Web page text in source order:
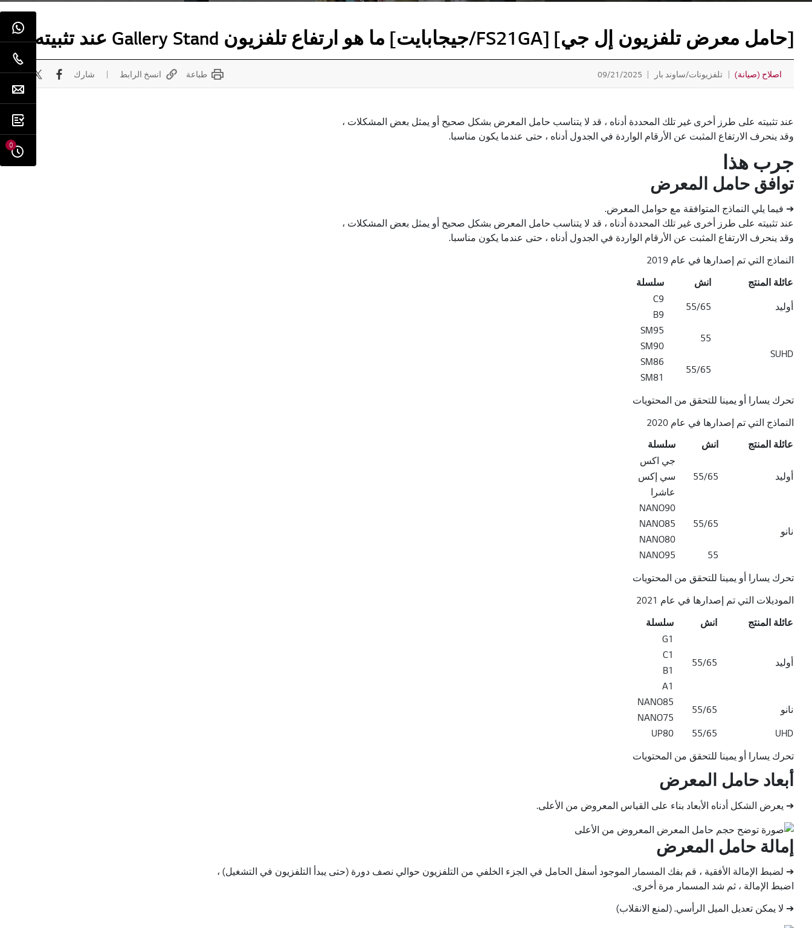
[حامل معرض تلفزيون إل جي] [FS21GA/جيجابايت] ما هو ارتفاع تلفزيون Gallery Stand عند تثبيته؟
اصلاح (صيانة) تلفزيونات/ساوند بار 09/21/2025 طباعة انسخ الرابط شارك
عند تثبيته على طرز أخرى غير تلك المحددة أدناه ، قد لا يتناسب حامل المعرض بشكل صحيح أو يمثل بعض المشكلات ،
وقد ينحرف الارتفاع المثبت عن الأرقام الواردة في الجدول أدناه ، حتى عندما يكون مناسبا.
جرب هذا
توافق حامل المعرض
➔ فيما يلي النماذج المتوافقة مع حوامل المعرض.
عند تثبيته على طرز أخرى غير تلك المحددة أدناه ، قد لا يتناسب حامل المعرض بشكل صحيح أو يمثل بعض المشكلات ،
وقد ينحرف الارتفاع المثبت عن الأرقام الواردة في الجدول أدناه ، حتى عندما يكون مناسبا.
النماذج التي تم إصدارها في عام 2019
عائلة المنتج سلسلة بوصة
عائلة المنتج انش سلسلة
أوليد 55/65
C9
B9
SUHD
55
SM95
SM90
55/65
SM86
SM81
تحرك يسارا أو يمينا للتحقق من المحتويات
النماذج التي تم إصدارها في عام 2020
عائلة المنتج انش سلسلة
أوليد 55/65
جي اكس
سي إكس
عاشرا
نانو
55/65
NANO90
NANO85
NANO80
55
NANO95
تحرك يسارا أو يمينا للتحقق من المحتويات
الموديلات التي تم إصدارها في عام 2021
عائلة المنتج انش سلسلة
أوليد 55/65
G1
C1
B1
A1
نانو
55/65
NANO85
NANO75
UHD
55/65
UP80
تحرك يسارا أو يمينا للتحقق من المحتويات
أبعاد حامل المعرض
➔ يعرض الشكل أدناه الأبعاد بناء على القياس المعروض من الأعلى.
إمالة حامل المعرض
➔ لضبط الإمالة الأفقية ، قم بفك المسمار الموجود أسفل الحامل في الجزء الخلفي من التلفزيون حوالي نصف دورة (حتى يبدأ التلفزيون في التشغيل) ،
اضبط الإمالة ، ثم شد المسمار مرة أخرى.
➔ لا يمكن تعديل الميل الرأسي. (لمنع الانقلاب)
0